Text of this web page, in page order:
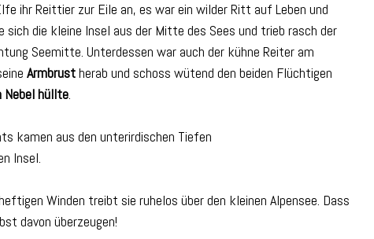
ihr Reittier zur Eile an, es war ein wilder Ritt auf Leben und
die kleine Insel aus der Mitte des Sees und trieb rasch der
Seemitte. Unterdessen war auch der kühne Reiter am
Armbrustherab und schoss wütend den beiden Flüchtigen
Nebel hüllte.
kamen aus den unterirdischen Tiefen
Insel.
Winden treibt sie ruhelos über den kleinen Alpensee. Dass
davon überzeugen!